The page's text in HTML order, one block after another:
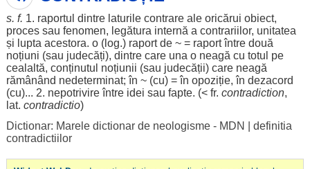
s. f. 1. raportul dintre laturile contrare aleoricărui obiect,
processau fenomen, legătura internă a contrariilor, unitatea
și lupta acestora. o (log.) raportde ~ = raportîntre două
noțiuni (sau judecăți), dintre care una o neagă cu totul pe
cealaltă, conținutul noțiunii (sau judecății) care neagă
rămânând nedeterminat; în ~ (cu) = în opoziție, în dezacord
(cu)... 2. nepotrivire între idei sau fapte. (< fr. contradiction,
lat. contradictio)
Dictionar: Marele dictionar de neologisme - MDN
definitia
contradictiilor